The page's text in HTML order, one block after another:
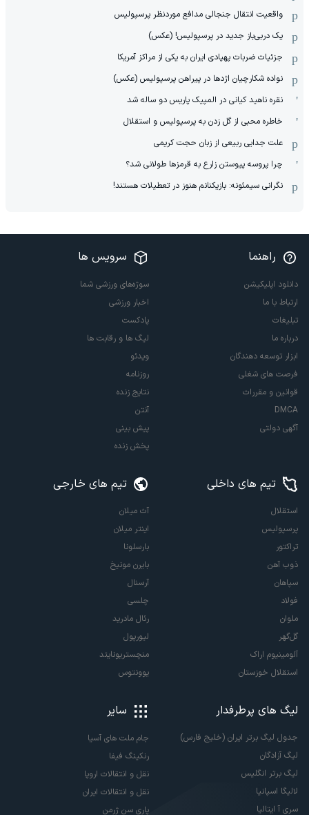
واقعیت انتقال جنجالی مدافع موردنظر پرسپولیس
یک دربی‌باز جدید در پرسپولیس! (عکس)
جزئیات ضربات پهپادی ایران به یکی از مراکز آمریکا
نواده شکارچیان اژدها در پیراهن پرسپولیس (عکس)
نقره ناهید کیانی در المپیک پاریس دو ساله شد
خاطره محبی از گل زدن به پرسپولیس و استقلال
علت جدایی ربیعی از زبان حجت کریمی
چرا پروسه پیوستن زارع به قرمزها طولانی شد؟
نگرانی سیمئونه: بازیکنانم هنوز در تعطیلات هستند!
راهنما
دانلود اپلیکیشن
ارتباط با ما
تبلیغات
درباره ما
ابزار توسعه دهندگان
فرصت های شغلی
قوانین و مقررات
DMCA
آگهی دولتی
سرویس ها
سوژه‌های ورزشی شما
اخبار ورزشی
پادکست
لیگ ها و رقابت ها
ویدئو
روزنامه
نتایج زنده
آنتن
پیش بینی
پخش زنده
تیم های داخلی
استقلال
پرسپولیس
تراکتور
ذوب آهن
سپاهان
فولاد
ملوان
گل‌گهر
آلومینیوم اراک
استقلال خوزستان
تیم های خارجی
آث میلان
اینتر میلان
بارسلونا
بایرن مونیخ
آرسنال
چلسی
رئال مادرید
لیورپول
منچستریونایتد
یوونتوس
لیگ های پرطرفدار
جدول لیگ برتر ایران (خلیج فارس)
لیگ آزادگان
لیگ برتر انگلیس
لالیگا اسپانیا
سری آ ایتالیا
سایر
جام ملت های آسیا
رنکینگ فیفا
نقل و انتقالات اروپا
نقل و انتقالات ایران
پاری سن ژرمن